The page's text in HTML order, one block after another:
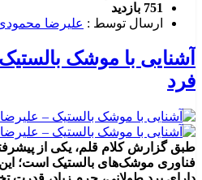
751 بازدید
ارسال توسط : علیرضا
آشنایی با موشک
فرد
طبق گزارش کلام قلم، یکی از
فناوری موشک‌های بالستیک است؛